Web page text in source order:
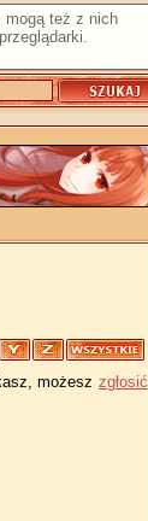
mogą też z nich
możesz zgłosić